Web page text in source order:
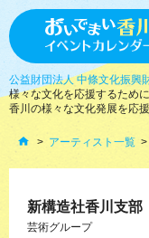
公益財団法人 中條文化振興
様々な文化を応援するため
香川の様々な文化発展を応援
アーティスト一覧
新構造社香川支部
芸術グループ